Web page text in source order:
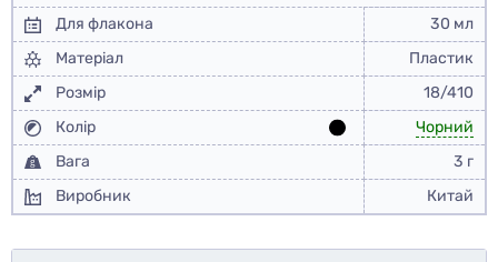
Для флакона
30 мл
Матеріал
Пластик
Розмір
18/410
Колір
Чорний
Вага
3 г
Виробник
Китай